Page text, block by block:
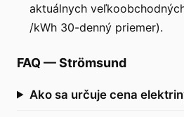
aktuálnych
/kWh 30-denný priemer).
FAQ —Strömsund
Ako sa určuje cena